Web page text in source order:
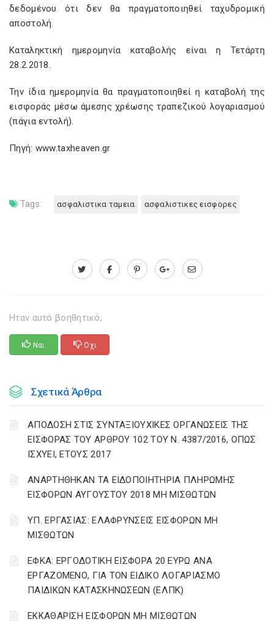
δεδομένου ότι δεν θα πραγματοποιηθεί ταχυδρομική
αποστολή.
Καταληκτική ημερομηνία καταβολής είναι η Τετάρτη
28.2.2018.
Την ίδια ημερομηνία θα πραγματοποιηθεί η καταβολή της
εισφοράς μέσω άμεσης χρέωσης τραπεζικού λογαριασμού
(πάγια εντολή).
Πηγή: www.taxheaven.gr
Tags: ασφαλιστικα ταμεια ασφαλιστικες εισφορες
Ηταν αυτό βοηθητικό;
Ναι Οχι
Σχετικά Άρθρα
ΑΠΟΔΟΣΗ ΣΤΙΣ ΣΥΝΤΑΞΙΟΥΧΙΚΕΣ ΟΡΓΑΝΩΣΕΙΣ ΤΗΣ
ΕΙΣΦΟΡΑΣ ΤΟΥ ΑΡΘΡΟΥ 102 ΤΟΥ Ν. 4387/2016, ΟΠΩΣ
ΙΣΧΥΕΙ, ΕΤΟΥΣ 2017
ΑΝΑΡΤΗΘΗΚΑΝ ΤΑ ΕΙΔΟΠΟΙΗΤΗΡΙΑ ΠΛΗΡΩΜΗΣ
ΕΙΣΦΟΡΩΝ ΑΥΓΟΥΣΤΟΥ 2018 ΜΗ ΜΙΣΘΩΤΩΝ
ΥΠ. ΕΡΓΑΣΙΑΣ: ΕΛΑΦΡΥΝΣΕΙΣ ΕΙΣΦΟΡΩΝ ΜΗ
ΜΙΣΘΩΤΩΝ
ΕΦΚΑ: ΕΡΓΟΔΟΤΙΚΗ ΕΙΣΦΟΡΑ 20 ΕΥΡΩ ΑΝΑ
ΕΡΓΑΖΟΜΕΝΟ, ΓΙΑ ΤΟΝ ΕΙΔΙΚΟ ΛΟΓΑΡΙΑΣΜΟ
ΠΑΙΔΙΚΩΝ ΚΑΤΑΣΚΗΝΩΣΕΩΝ (ΕΛΠΚ)
ΕΚΚΑΘΑΡΙΣΗ ΕΙΣΦΟΡΩΝ ΜΗ ΜΙΣΘΩΤΩΝ